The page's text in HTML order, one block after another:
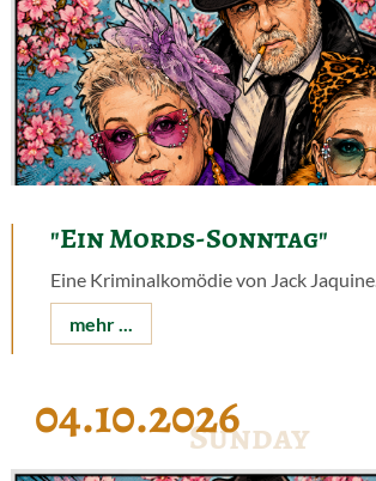
"Ein Mords-Sonntag"
Eine Kriminalkomödie von Jack Jaquine.
mehr ...
Sunday
04.10.2026